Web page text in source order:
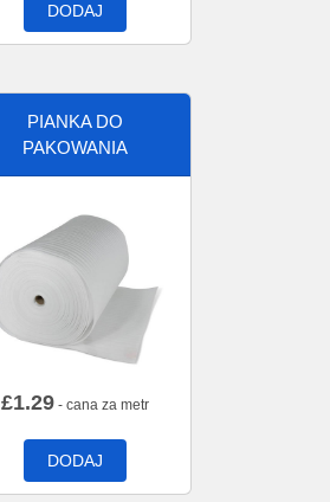
DODAJ
PIANKA DO
PAKOWANIA
£1.29- cana za metr
DODAJ